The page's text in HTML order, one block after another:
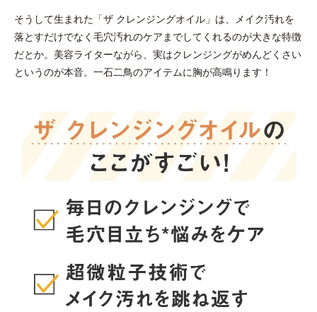
そうして生まれた「ザ クレンジングオイル」は、メイク汚れを
落とすだけでなく毛穴汚れのケアまでしてくれるのが大きな特徴
だとか。美容ライターながら、実はクレンジングがめんどくさい
というのが本音。一石二鳥のアイテムに胸が高鳴ります！